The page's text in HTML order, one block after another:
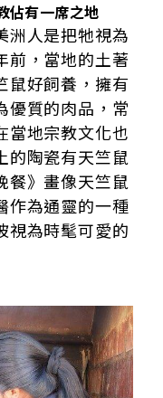
佔有一席之地
洲人是把牠視為
前，當地的土著
鼠好飼養，擁有
優質的肉品，常
當地宗教文化也
的陶瓷有天竺鼠
餐》畫像天竺鼠
作為通靈的一種
視為時髦可愛的